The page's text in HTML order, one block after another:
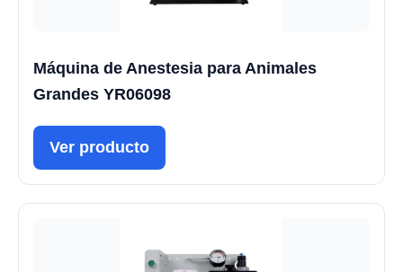
Máquina de Anestesia para Animales
Grandes YR06098
Ver producto